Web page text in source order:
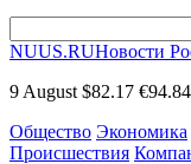
NUUS.RUНовости
9 August $82.17 €94.84
Общество Экономика
Происшествия